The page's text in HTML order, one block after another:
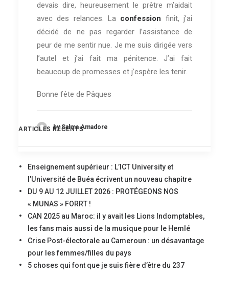
devais dire, heureusement le prêtre m’aidait
avec des relances. La confession finit, j’ai
décidé de ne pas regarder l’assistance de
peur de me sentir nue. Je me suis dirigée vers
l’autel et j’ai fait ma pénitence. J’ai fait
beaucoup de promesses et j’espère les tenir.
Bonne fête de Pâques
by Salma Amadore
ARTICLES RÉCENTS
Enseignement supérieur : L’ICT University et
l’Université de Buéa écrivent un nouveau chapitre
DU 9 AU 12 JUILLET 2026 : PROTÉGEONS NOS
« MUNAS » FORRT !
CAN 2025 au Maroc: il y avait les Lions Indomptables,
les fans mais aussi de la musique pour le Hemlé
Crise Post-électorale au Cameroun : un désavantage
pour les femmes/filles du pays
5 choses qui font que je suis fière d’être du 237